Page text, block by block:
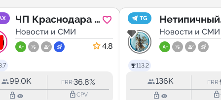
ЧП Краснодара и
края
Новости и СМИ
4.8
99.0K ERR:36.8%
lock_outline lock_outlineCPV
TG
113.2
Нетипичный
Ставрополь
Новости и СМИ
136K ERR:
lock_outline lock_outline